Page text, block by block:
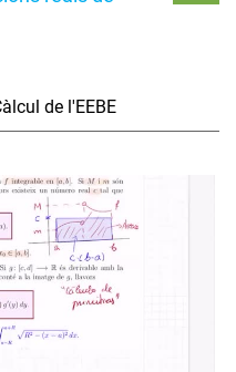
de l'EEBE